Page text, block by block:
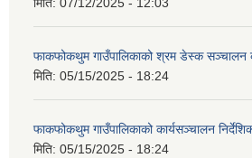
मिति: 07/12/2025 - 12:03
फाकफोकथुम गाउँपालिकाको श्रम डेस्क सञ्चालन
मिति: 05/15/2025 - 18:24
फाकफोकथुम गाउँपालिकाको कार्यसञ्चालन
मिति: 05/15/2025 - 18:24